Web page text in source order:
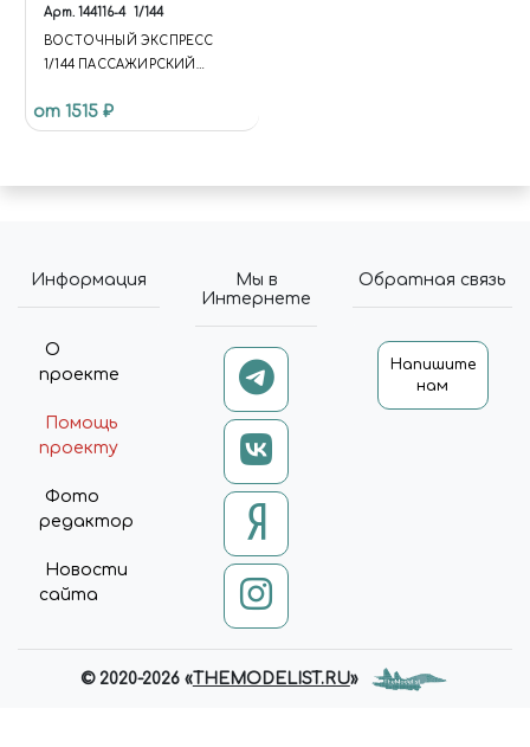
Арт. 144116-4 1/144
ВОСТОЧНЫЙ ЭКСПРЕСС
1/144 ПАССАЖИРСКИЙ
USAIR EXPRESS
от 1515 ₽
Информация
О
проекте
Помощь
проекту
Фото
редактор
Новости
сайта
Мы в
Интернете
Обратная связь
Напишите
нам
© 2020-2026 «THEMODELIST.RU»